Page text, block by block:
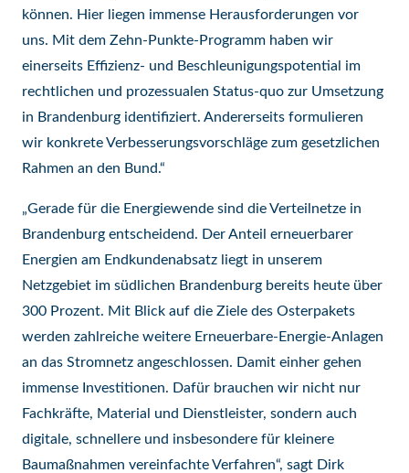
können. Hier liegen immense Herausforderungen vor
uns. Mit dem Zehn-Punkte-Programm haben wir
einerseits Effizienz- und Beschleunigungspotential im
rechtlichen und prozessualen Status-quo zur Umsetzung
in Brandenburg identifiziert. Andererseits formulieren
wir konkrete Verbesserungsvorschläge zum gesetzlichen
Rahmen an den Bund.“
„Gerade für die Energiewende sind die Verteilnetze in
Brandenburg entscheidend. Der Anteil erneuerbarer
Energien am Endkundenabsatz liegt in unserem
Netzgebiet im südlichen Brandenburg bereits heute über
300 Prozent. Mit Blick auf die Ziele des Osterpakets
werden zahlreiche weitere Erneuerbare-Energie-Anlagen
an das Stromnetz angeschlossen. Damit einher gehen
immense Investitionen. Dafür brauchen wir nicht nur
Fachkräfte, Material und Dienstleister, sondern auch
digitale, schnellere und insbesondere für kleinere
Baumaßnahmen vereinfachte Verfahren“, sagt Dirk